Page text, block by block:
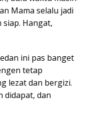
Mama selalu jadi
siap. Hangat,
ini pas banget
tetap
lezat dan bergizi.
didapat, dan